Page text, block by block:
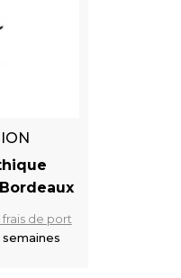
frais de port